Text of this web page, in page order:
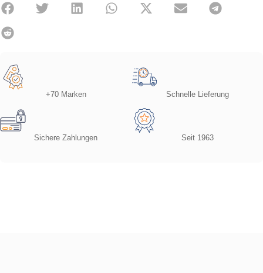
+70 Marken Schnelle Lieferung
Sichere Zahlungen Seit 1963